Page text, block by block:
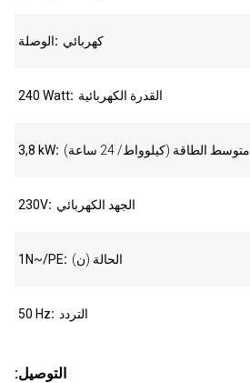
الوصلة كهربائي
240 Watt القدرة الكهربائية
3,8 kW متوسط الطاقة (كيلوواط/ 24 ساعة)
230V الجهد الكهربائي
1N~/PE الحالة (ن)
50 Hz التردد
:التوصيل